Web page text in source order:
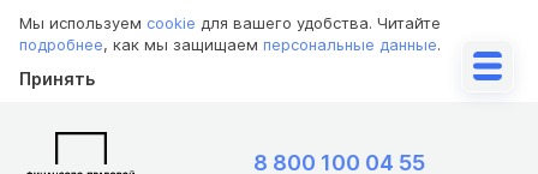
Мы используем cookie для вашего удобства. Читайте
подробнее, как мы защищаем персональные данные.
Принять
8 800 100 04 55